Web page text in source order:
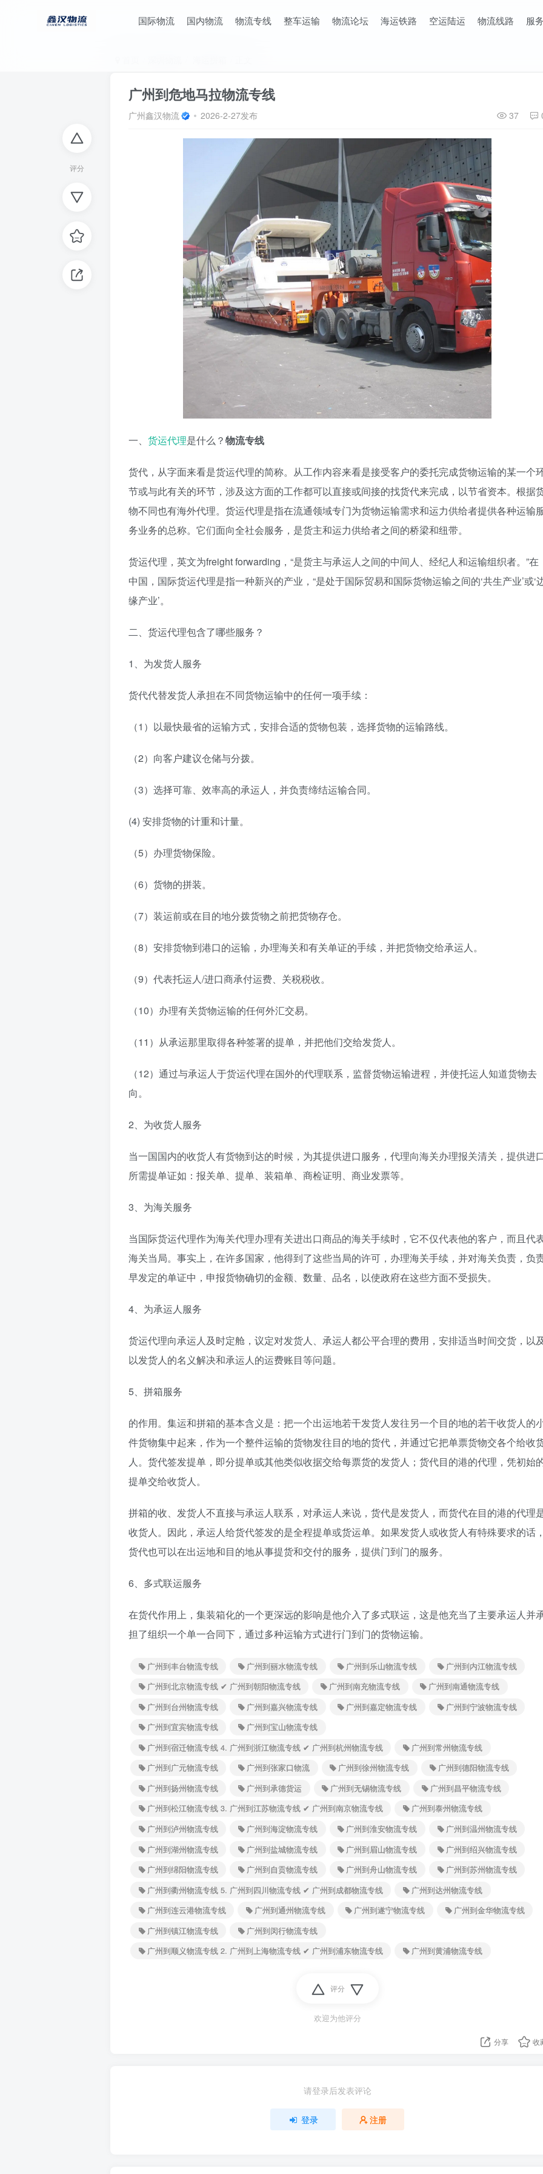
国际物流 国内物流 物流专线 整车运输 物流论坛 海运铁路 空运陆运 物流线路 服
评分
广州到危地马拉物流专线
广州鑫汉物流 2026-2-27发布 37
一、 货运代理是什么？物流专线
货代，从字面来看是货运代理的简称。从工作内容来看是接受客户的委托完成货物运输的某一个
节或与此有关的环节，涉及这方面的工作都可以直接或间接的找货代来完成，以节省资本。根据
物不同也有海外代理。货运代理是指在流通领域专门为货物运输需求和运力供给者提供各种运输
务业务的总称。它们面向全社会服务，是货主和运力供给者之间的桥梁和纽带。
货运代理，英文为freight forwarding，“是货主与承运人之间的中间人、经纪人和运输组织者。”在
中国，国际货运代理是指一种新兴的产业，“是处于国际贸易和国际货物运输之间的‘共生产业’或‘
缘产业’。
二、货运代理包含了哪些服务？
1、为发货人服务
货代代替发货人承担在不同货物运输中的任何一项手续：
（1）以最快最省的运输方式，安排合适的货物包装，选择货物的运输路线。
（2）向客户建议仓储与分拨。
（3）选择可靠、效率高的承运人，并负责缔结运输合同。
(4) 安排货物的计重和计量。
（5）办理货物保险。
（6）货物的拼装。
（7）装运前或在目的地分拨货物之前把货物存仓。
（8）安排货物到港口的运输，办理海关和有关单证的手续，并把货物交给承运人。
（9）代表托运人/进口商承付运费、关税税收。
（10）办理有关货物运输的任何外汇交易。
（11）从承运那里取得各种签署的提单，并把他们交给发货人。
（12）通过与承运人于货运代理在国外的代理联系，监督货物运输进程，并使托运人知道货物去
向。
2、为收货人服务
当一国国内的收货人有货物到达的时候，为其提供进口服务，代理向海关办理报关清关，提供进
所需提单证如：报关单、提单、装箱单、商检证明、商业发票等。
3、为海关服务
当国际货运代理作为海关代理办理有关进出口商品的海关手续时，它不仅代表他的客户，而且代
海关当局。事实上，在许多国家，他得到了这些当局的许可，办理海关手续，并对海关负责，负
早发定的单证中，申报货物确切的金额、数量、品名，以使政府在这些方面不受损失。
4、为承运人服务
货运代理向承运人及时定舱，议定对发货人、承运人都公平合理的费用，安排适当时间交货，以
以发货人的名义解决和承运人的运费账目等问题。
5、拼箱服务
的作用。集运和拼箱的基本含义是：把一个出运地若干发货人发往另一个目的地的若干收货人的
件货物集中起来，作为一个整件运输的货物发往目的地的货代，并通过它把单票货物交各个给收
人。货代签发提单，即分提单或其他类似收据交给每票货的发货人；货代目的港的代理，凭初始
提单交给收货人。
拼箱的收、发货人不直接与承运人联系，对承运人来说，货代是发货人，而货代在目的港的代理
收货人。因此，承运人给货代签发的是全程提单或货运单。如果发货人或收货人有特殊要求的话
货代也可以在出运地和目的地从事提货和交付的服务，提供门到门的服务。
6、多式联运服务
在货代作用上，集装箱化的一个更深远的影响是他介入了多式联运，这是他充当了主要承运人并
担了组织一个单一合同下，通过多种运输方式进行门到门的货物运输。
广州到丰台物流专线 广州到丽水物流专线 广州到乐山物流专线
广州到内江物流专线
广州到北京物流专线 ✔ 广州到朝阳物流专线
广州到南充物流专线
广州到南通物流专线
广州到台州物流专线
广州到嘉兴物流专线 广州到嘉定物流专线
广州到宁波物流专线
广州到宜宾物流专线
广州到宝山物流专线
广州到宿迁物流专线 4. 广州到浙江物流专线 ✔ 广州到杭州物流专线
广州到常州物流专线
广州到广元物流专线
广州到张家口物流 广州到徐州物流专线
广州到德阳物流专线
广州到扬州物流专线
广州到承德货运 广州到无锡物流专线
广州到昌平物流专线
广州到松江物流专线 3. 广州到江苏物流专线 ✔ 广州到南京物流专线
广州到泰州物流专线
广州到泸州物流专线
广州到海淀物流专线 广州到淮安物流专线
广州到温州物流专线
广州到湖州物流专线
广州到盐城物流专线 广州到眉山物流专线
广州到绍兴物流专线
广州到绵阳物流专线
广州到自贡物流专线 广州到舟山物流专线
广州到苏州物流专线
广州到衢州物流专线 5. 广州到四川物流专线 ✔ 广州到成都物流专线
广州到达州物流专线
广州到连云港物流专线
广州到通州物流专线 广州到遂宁物流专线
广州到金华物流专线
广州到镇江物流专线
广州到闵行物流专线
广州到顺义物流专线 2. 广州到上海物流专线 ✔ 广州到浦东物流专线
广州到黄浦物流专线
评分
欢迎为他评分
分享 收
请登录后发表评论
登录 注册